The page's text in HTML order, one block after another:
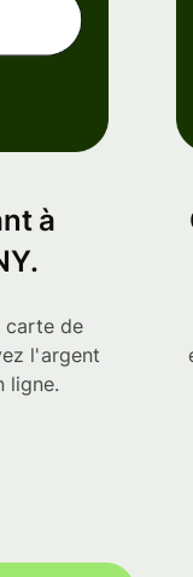
à
carte de
l'argent
ligne.